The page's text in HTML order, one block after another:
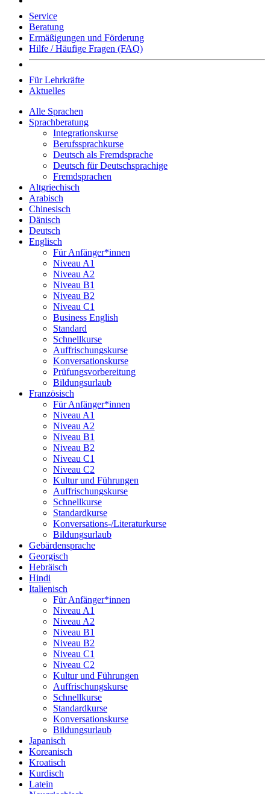
Service
Beratung
Ermäßigungen und Förderung
Hilfe / Häufige Fragen (FAQ)
Für Lehrkräfte
Aktuelles
Alle Sprachen
Sprachberatung
Integrationskurse
Berufssprachkurse
Deutsch als Fremdsprache
Deutsch für Deutschsprachige
Fremdsprachen
Altgriechisch
Arabisch
Chinesisch
Dänisch
Deutsch
Englisch
Für Anfänger*innen
Niveau A1
Niveau A2
Niveau B1
Niveau B2
Niveau C1
Business English
Standard
Schnellkurse
Auffrischungskurse
Konversationskurse
Prüfungsvorbereitung
Bildungsurlaub
Französisch
Für Anfänger*innen
Niveau A1
Niveau A2
Niveau B1
Niveau B2
Niveau C1
Niveau C2
Kultur und Führungen
Auffrischungskurse
Schnellkurse
Standardkurse
Konversations-/Literaturkurse
Bildungsurlaub
Gebärdensprache
Georgisch
Hebräisch
Hindi
Italienisch
Für Anfänger*innen
Niveau A1
Niveau A2
Niveau B1
Niveau B2
Niveau C1
Niveau C2
Kultur und Führungen
Auffrischungskurse
Schnellkurse
Standardkurse
Konversationskurse
Bildungsurlaub
Japanisch
Koreanisch
Kroatisch
Kurdisch
Latein